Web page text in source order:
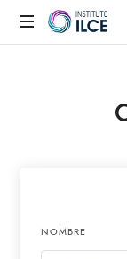
NOMBRE